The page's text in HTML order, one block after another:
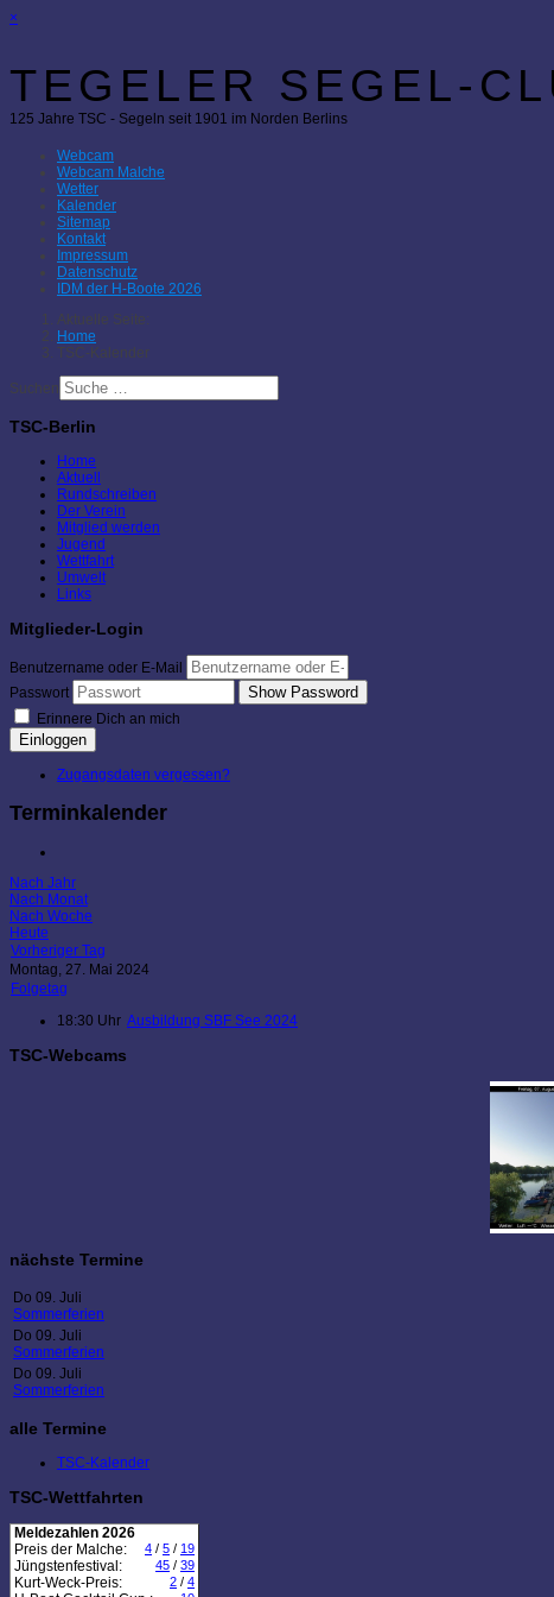
×
TEGELER SEGEL-
125 Jahre TSC - Segeln seit 1901 im Norden Berlins
Webcam
Webcam Malche
Wetter
Kalender
Sitemap
Kontakt
Impressum
Datenschutz
IDM der H-Boote 2026
Aktuelle Seite:
Home
TSC-Kalender
Suchen
TSC-Berlin
Home
Aktuell
Rundschreiben
Der Verein
Mitglied werden
Jugend
Wettfahrt
Umwelt
Links
Mitglieder-Login
Benutzername oder E-Mail
Passwort
Show Password
Erinnere Dich an mich
Einloggen
Zugangsdaten vergessen?
Terminkalender
Nach Jahr
Nach Monat
Nach Woche
Heute
Vorheriger Tag
Montag, 27. Mai 2024
Folgetag
18:30 Uhr Ausbildung SBF See 2024
TSC-Webcams
nächste Termine
Do 09. Juli
Sommerferien
Do 09. Juli
Sommerferien
Do 09. Juli
Sommerferien
alle Termine
TSC-Kalender
TSC-Wettfahrten
Meldezahlen 2026
Preis der Malche:
4 / 5 / 19
Jüngstenfestival: 45 / 39
Kurt-Weck-Preis: 2 / 4